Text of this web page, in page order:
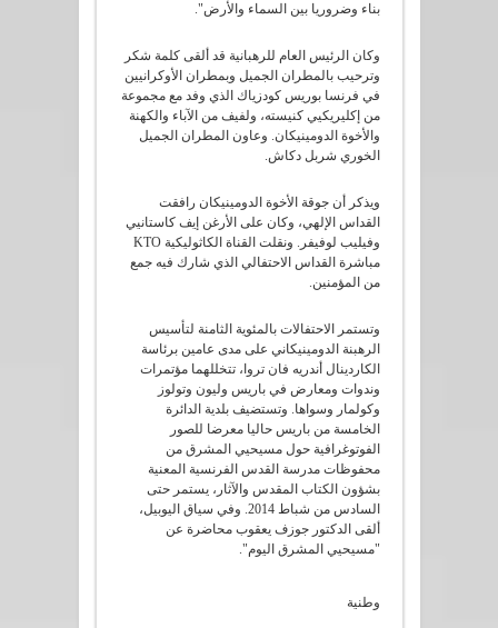
بناء وضروريا بين السماء والأرض".
وكان الرئيس العام للرهبانية قد ألقى كلمة شكر
وترحيب بالمطران الجميل وبمطران الأوكرانيين
في فرنسا بوريس كودزياك الذي وفد مع مجموعة
من إكليريكيي كنيسته، ولفيف من الآباء والكهنة
والأخوة الدومينيكان. وعاون المطران الجميل
الخوري شربل دكاش.
ويذكر أن جوقة الأخوة الدومينيكان رافقت
القداس الإلهي، وكان على الأرغن إيف كاستانيي
وفيليب لوفيفر. ونقلت القناة الكاثوليكية KTO
مباشرة القداس الاحتفالي الذي شارك فيه جمع
من المؤمنين.
وتستمر الاحتفالات بالمئوية الثامنة لتأسيس
الرهبنة الدومينيكاني على مدى عامين برئاسة
الكاردينال أندريه فان تروا، تتخللهما مؤتمرات
وندوات ومعارض في باريس وليون وتولوز
وكولمار وسواها. وتستضيف بلدية الدائرة
الخامسة من باريس حاليا معرضا للصور
الفوتوغرافية حول مسيحيي المشرق من
محفوظات مدرسة القدس الفرنسية المعنية
بشؤون الكتاب المقدس والآثار، يستمر حتى
السادس من شباط 2014. وفي سياق اليوبيل،
ألقى الدكتور جوزف يعقوب محاضرة عن
"مسيحيي المشرق اليوم".
وطنية